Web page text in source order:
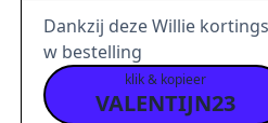
Dankzij deze Willie
w bestelling
klik & kopieer
VALENTIJN23